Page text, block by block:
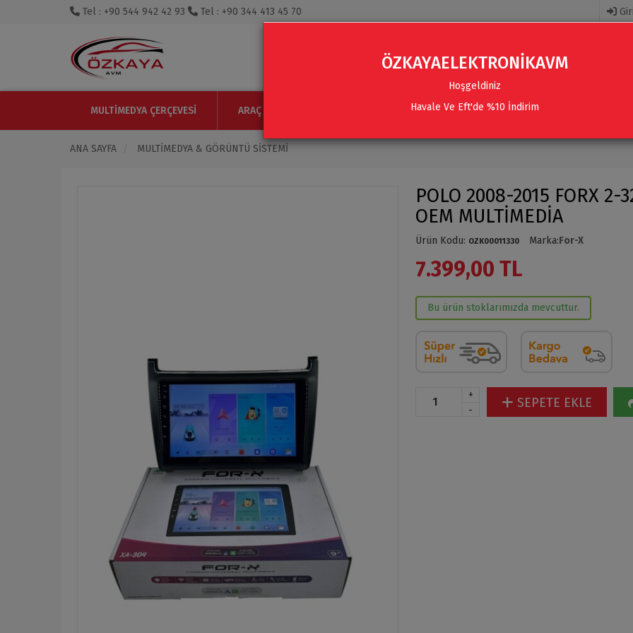
Tel : +90 544 942 42 93 Tel : +90 344 413 45 70
MULTIMEDYA ÇERÇEVESI ARAÇ IÇI MONITOR AKSESUARLAR SES SISTEMLERI & AKSESUARLAR
ANA SAYFA MULTIMEDYA & GÖRÜNTÜ SISTEMI
POLO 2008-2015 FORX 2-
OEM MULTİMEDİA
Ürün Kodu: OZK00011330 Marka:For-X
7.399,00 TL
Bu ürün stoklarımızda mevcuttur.
+
-
SEPETE EKLE
ÖZKAYAELEKTRONİKAVM
Hoşgeldiniz
Havale Ve Eft'de %10 İndirim